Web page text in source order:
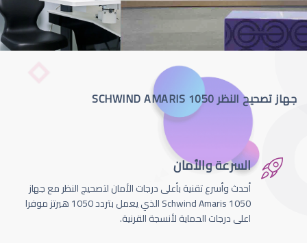
جهاز تصحيح النظر SCHWIND AMARIS 1050
السرعة والأمان
أحدث وأسرع تقنية بأعلى درجات الأمان لتصحيج النظر مع جهاز
Schwind Amaris 1050 الذي يعمل بتردد 1050 هيرتز موفرا
اعلى درجات الحماية لأنسجة القرنية.